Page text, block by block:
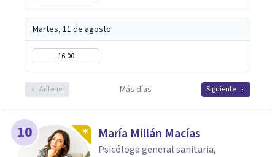
Martes, 11 de agosto
16:00
Anterior Más días Siguiente
10 María Millán Macías
Psicóloga general sanitaria,